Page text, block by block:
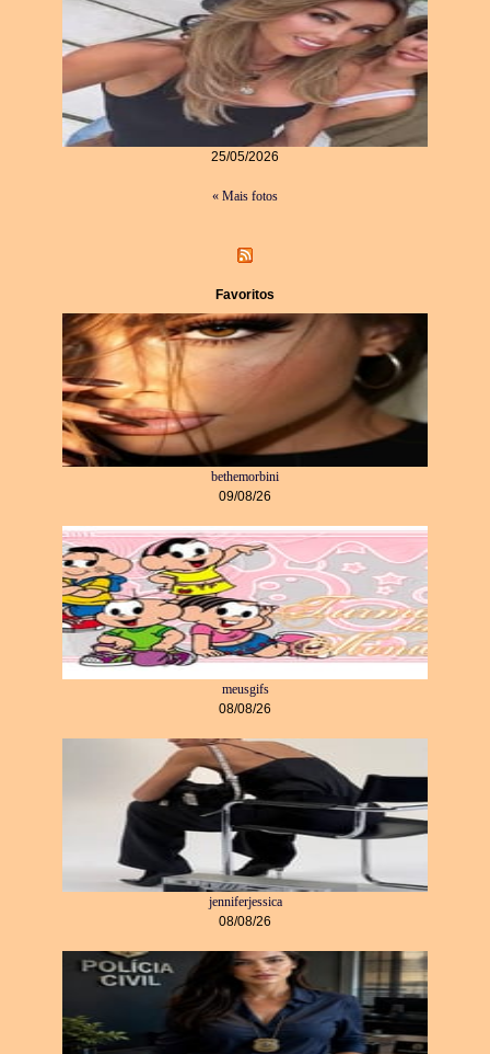
25/05/2026
« Mais fotos
Favoritos
bethemorbini
09/08/26
meusgifs
08/08/26
jenniferjessica
08/08/26